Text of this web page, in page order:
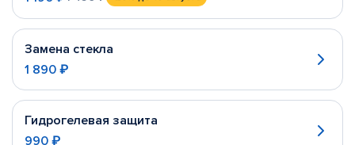
Замена стекла
1 890 ₽
Гидрогелевая защита
990 ₽